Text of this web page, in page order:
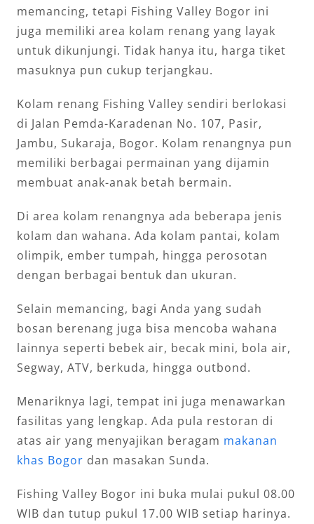
memancing, tetapi Fishing Valley Bogor ini
juga memiliki area kolam renang yang layak
untuk dikunjungi. Tidak hanya itu, harga tiket
masuknya pun cukup terjangkau.
Kolam renang Fishing Valley sendiri berlokasi
di Jalan Pemda-Karadenan No. 107, Pasir,
Jambu, Sukaraja, Bogor. Kolam renangnya pun
memiliki berbagai permainan yang dijamin
membuat anak-anak betah bermain.
Di area kolam renangnya ada beberapa jenis
kolam dan wahana. Ada kolam pantai, kolam
olimpik, ember tumpah, hingga perosotan
dengan berbagai bentuk dan ukuran.
Selain memancing, bagi Anda yang sudah
bosan berenang juga bisa mencoba wahana
lainnya seperti bebek air, becak mini, bola air,
Segway, ATV, berkuda, hingga outbond.
Menariknya lagi, tempat ini juga menawarkan
fasilitas yang lengkap. Ada pula restoran di
atas air yang menyajikan beragam makanan
khas Bogor dan masakan Sunda.
Fishing Valley Bogor ini buka mulai pukul 08.00
WIB dan tutup pukul 17.00 WIB setiap harinya.